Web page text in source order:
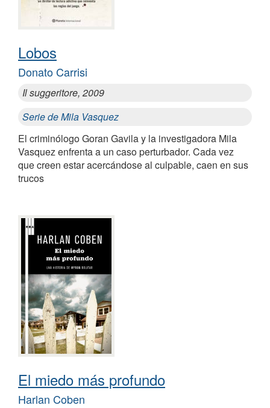
Lobos
Donato Carrisi
Il suggeritore, 2009
Serie de Mila Vasquez
El criminólogo Goran Gavila y la investigadora Mila
Vasquez enfrenta a un caso perturbador. Cada vez
que creen estar acercándose al culpable, caen en sus
trucos
El miedo más profundo
Harlan Coben